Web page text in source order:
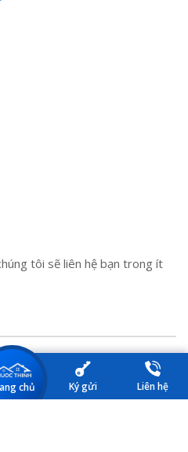
chủ Ký gửi Liên hệ
tôi sẽ liên hệ bạn trong ít